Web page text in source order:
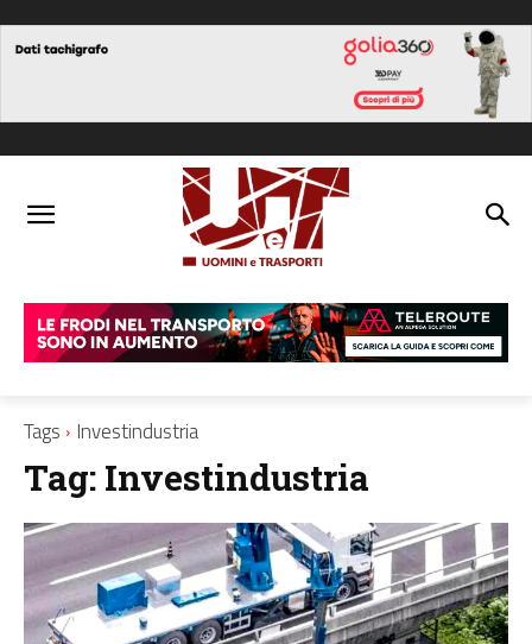
Tags Investindustria
Tag: Investindustria